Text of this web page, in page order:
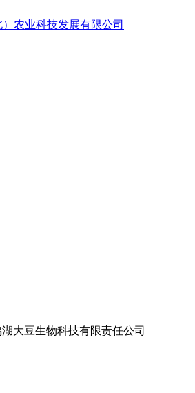
大豆生物科技有限责任公司